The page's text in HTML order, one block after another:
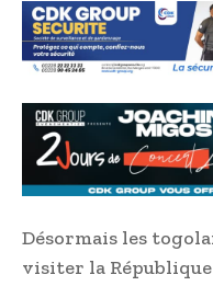
Désormais les
visiter la